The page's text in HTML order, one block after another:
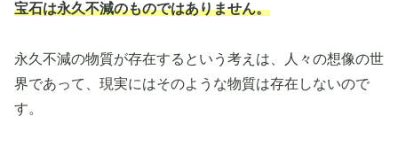
宝石は永久不減のものではありません。
永久不減の物質が存在するという考えは、人々の想像の世
界であって、現実にはそのような物質は存在しないので
す。